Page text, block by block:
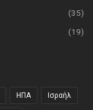
(35)
(19)
ΗΠΑ Ισραήλ